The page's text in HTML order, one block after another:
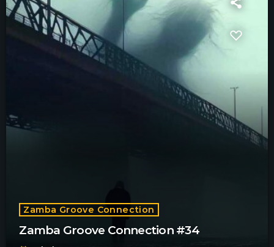
Zamba Groove Connection
Zamba Groove Connection #34